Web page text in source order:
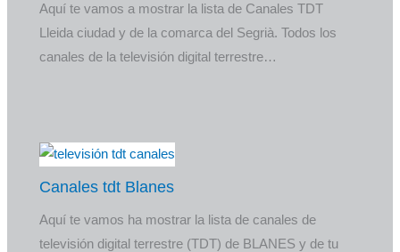
Aquí te vamos a mostrar la lista de Canales TDT
Lleida ciudad y de la comarca del Segrià. Todos los
canales de la televisión digital terrestre…
Canales tdt Blanes
Aquí te vamos ha mostrar la lista de canales de
televisión digital terrestre (TDT) de BLANES y de tu